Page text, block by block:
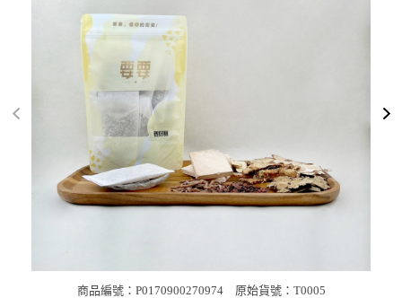
商品編號：P0170900270974 原始貨號：T0005